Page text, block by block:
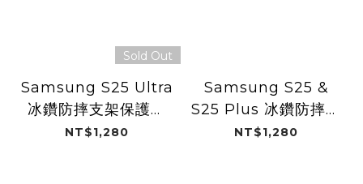
Sold Out
Samsung S25 Ultra
冰鑽防摔支架保護殼
Magsafe / 黑鑽
NT$1,280
Samsung S25 &
S25 Plus 冰鑽防摔支
架保護殼Magsafe /
NT$1,280